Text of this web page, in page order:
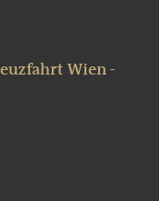
Wien -